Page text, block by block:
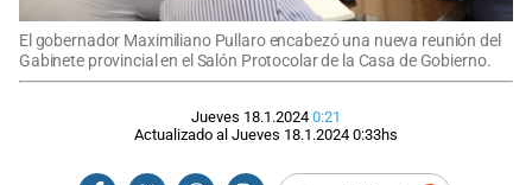
El gobernador Maximiliano Pullaro encabezó una nueva reunión del
Gabinete provincial en el Salón Protocolar de la Casa de Gobierno.
Jueves 18.1.2024 0:21
Actualizado al Jueves 18.1.2024 0:33hs